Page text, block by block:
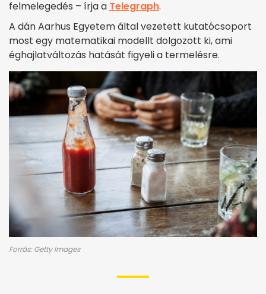
felmelegedés – írja a Telegraph.
A dán Aarhus Egyetem által vezetett kutatócsoport
most egy matematikai modellt dolgozott ki, ami
éghajlatváltozás hatását figyeli a termelésre.
Forrás: Getty Images